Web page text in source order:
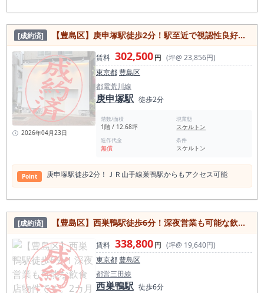
[成約済] 【豊島区】庚申塚駅徒歩2分！駅至近で視認性良好な飲食店物件
2026年04月23日
賃料 302,500円 (坪@ 23,856円)
東京都 豊島区
都電荒川線
庚申塚駅 徒歩2分
階数/面積
1階 / 12.68坪
現業態
スケルトン
造作代金
無償
条件
スケルトン
Point 庚申塚駅徒歩2分！ＪＲ⼭⼿線巣鴨駅からもアクセス可能
[成約済] 【豊島区】西巣鴨駅徒歩6分！深夜営業も可能な飲食店物件です。2カ月フリーレント付き
賃料 338,800円 (坪@ 19,640円)
東京都 豊島区
都営三田線
西巣鴨駅 徒歩6分